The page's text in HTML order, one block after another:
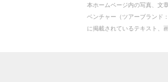
本ホームページ内の写真、文
ベンチャー（ツアーブランド
に掲載されているテキスト、